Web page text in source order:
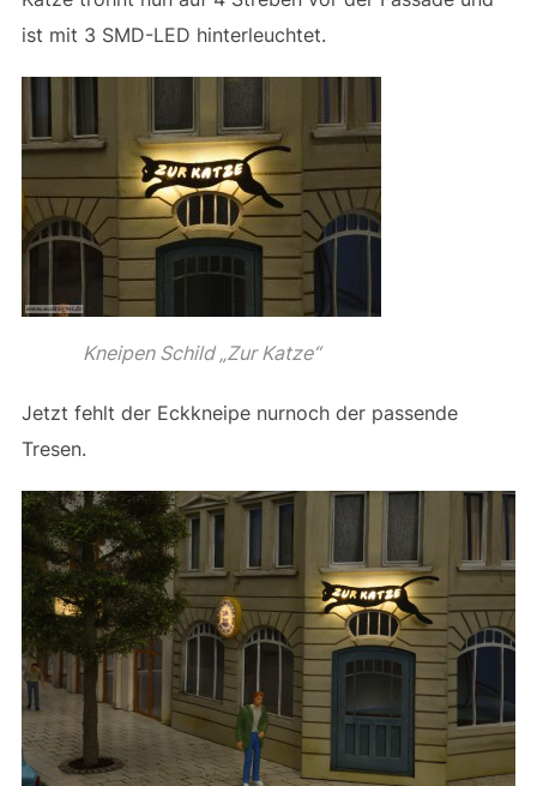
ist mit 3 SMD-LED hinterleuchtet.
Kneipen Schild „Zur Katze“
Jetzt fehlt der Eckkneipe nurnoch der passende
Tresen.